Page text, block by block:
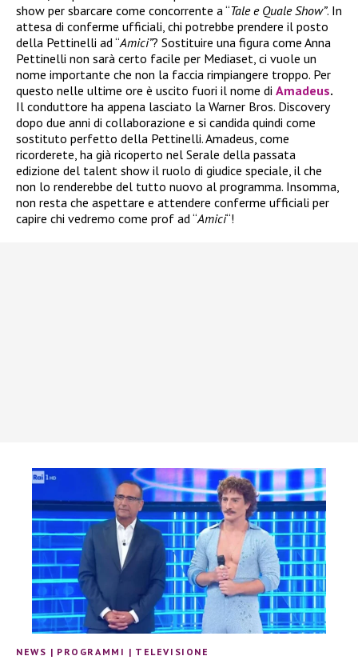
show per sbarcare come concorrente a “Tale e Quale Show”. In
attesa di conferme ufficiali, chi potrebbe prendere il posto
della Pettinelli ad “Amici”? Sostituire una figura come Anna
Pettinelli non sarà certo facile per Mediaset, ci vuole un
nome importante che non la faccia rimpiangere troppo. Per
questo nelle ultime ore è uscito fuori il nome di Amadeus.
Il conduttore ha appena lasciato la Warner Bros. Discovery
dopo due anni di collaborazione e si candida quindi come
sostituto perfetto della Pettinelli. Amadeus, come
ricorderete, ha già ricoperto nel Serale della passata
edizione del talent show il ruolo di giudice speciale, il che
non lo renderebbe del tutto nuovo al programma. Insomma,
non resta che aspettare e attendere conferme ufficiali per
capire chi vedremo come prof ad “Amici“!
NEWS | PROGRAMMI | TELEVISIONE